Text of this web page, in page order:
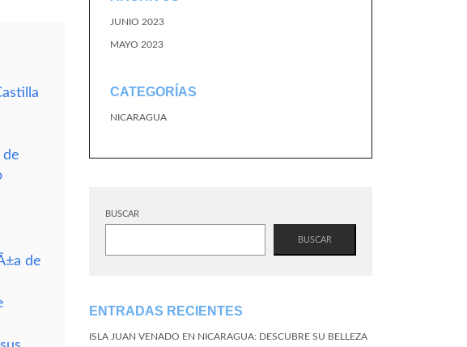
de
de
JUNIO 2023
MAYO 2023
CATEGORÍAS
NICARAGUA
BUSCAR
BUSCAR
ENTRADAS RECIENTES
ISLA JUAN VENADO EN NICARAGUA: DESCUBRE SU BELLEZA